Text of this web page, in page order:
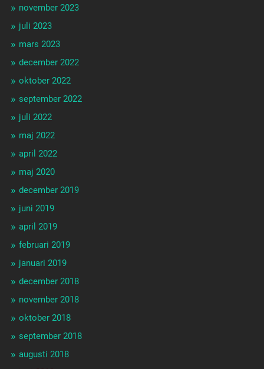
november 2023
juli 2023
mars 2023
december 2022
oktober 2022
september 2022
juli 2022
maj 2022
april 2022
maj 2020
december 2019
juni 2019
april 2019
februari 2019
januari 2019
december 2018
november 2018
oktober 2018
september 2018
augusti 2018